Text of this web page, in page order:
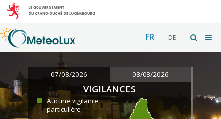
FR DE
07/08/2026 08/08/2026
VIGILANCES
Aucune vigilance
particulière